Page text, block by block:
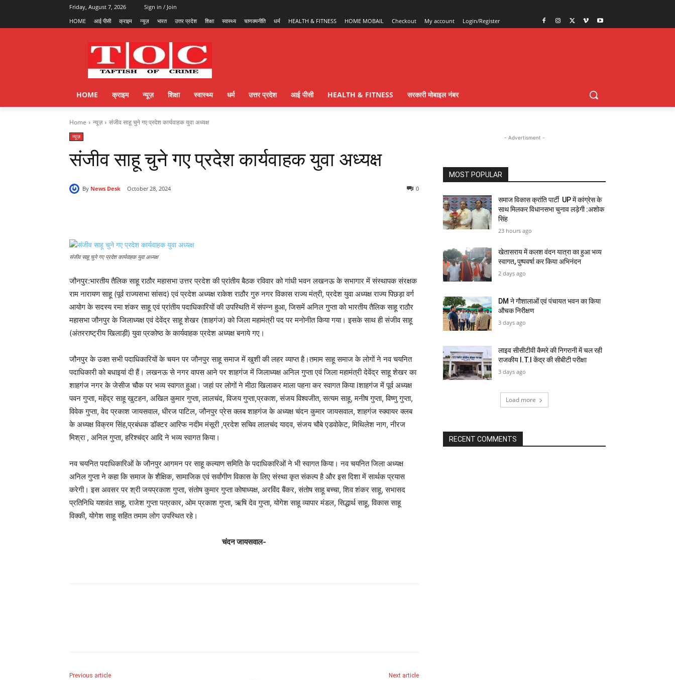
Friday, August 7, 2026
Sign in / Join
HOME
आई पीसी क्राइम न्यूज़ भारत उत्तर प्रदेश शिक्षा स्वास्थ्य चाणक्यनीति धर्म HEALTH & FITNESS HOME MOBAIL Checkout My account Login/Register
HOME क्राइम न्यूज़ शिक्षा स्वास्थ्य धर्म उत्तर प्रदेश आई पीसी HEALTH & FITNESS सरकारी मोबाइल नंबर
Home न्यूज़ संजीव साहू चुने गए प्रदेश कार्यवाहक युवा अध्यक्ष
न्यूज़
संजीव साहू चुने गए प्रदेश कार्यवाहक युवा अध्यक्ष
By News Desk October 28, 2024 0
संजीव साहू चुने गए प्रदेश कार्यवाहक युवा अध्यक्ष
जौनपुर:भारतीय तैलिक साहू राठौर महासभा उत्तर प्रदेश की प्रांतीय बैठक रविवार को गांधी भवन लखनऊ के सभागार में संस्थापक संरक्षक
राम नारायण साहू (पूर्व राज्यसभा सांसद) एवं प्रदेश अध्यक्ष राकेश राठौर गुरु नगर विकास राज्य मंत्री, प्रदेश युवा अध्यक्ष राज्य पिछड़ा वर्ग
आयोग के सदस्य रमा शंकर साहू एवं प्रांतीय पदाधिकारियों की उपस्थिति में संपन्न हुआ, जिसमें अनिल गुप्ता को भारतीय तैलिक साहू राठौर
महासभा जौनपुर के जिलाध्यक्ष एवं देवेंद्र साहू शेखर (शाहगंज) को जिला महामंत्री पद पर मनोनीत किया गया। इसके साथ ही संजीव साहू
(अंतरराष्ट्रीय खिलाड़ी) युवा प्रकोष्ठ के कार्यवाहक प्रदेश अध्यक्ष बनाये गए।
जौनपुर के उक्त सभी पदाधिकारियों के चयन पर जौनपुर साहू समाज में खुशी की लहर व्याप्त है।तमाम साहू समाज के लोगों ने नव चयनित
पदाधिकारी को बधाइयां दी हैं। लखनऊ से नगर वापस आने पर शाहगंज में जिलाध्यक्ष अनिल गुप्ता एवं जिला महामंत्री देवेंद्र साहू शेखर का
शाहगंज नगर के जेसीज चौक पर भव्य स्वागत हुआ। जहां पर लोगों ने मीठा खिलाकर माला पहना कर स्वागत किया lशाहगंज में पूर्व अध्यक्ष
पवन गुप्ता, महेंद्र साहू खुटहन, अखिल कुमार गुप्ता, लालचंद, विजय गुप्ता,प्रकाश, संजय विश्वजीत, सत्यम साहू, मनीष गुप्ता, विष्णु गुप्ता,
विवेक गुप्ता, वेद प्रकाश जायसवाल, धीरज पाटिल, जौनपुर प्रेस क्लब शाहगंज के अध्यक्ष चंदन कुमार जायसवाल, शाहगंज स्क्वायर क्लब
के अध्यक्ष विक्रम सिंह,प्रबंधक डॉक्टर आरिफ नदीम मंसूरी ,प्रदेश सचिव लालचंद यादव, संजय चौबे एडवोकेट, मिथिलेश नाग, नीरज
मिश्रा , अनिल गुप्ता, हरिश्चंद्र आदि ने भव्य स्वागत किया।
नव चयनित पदाधिकारिओं के जौनपुर आगमन पर साहू कल्याण समिति के पदाधिकारिओं ने भी स्वागत किया। नव चयनित जिला अध्यक्ष
अनिल गुप्ता ने कहा कि समाज के शैक्षिक, सामाजिक एवं सर्वांगीण विकास के लिए संस्था कृत संकल्प है और इस दिशा में सार्थक प्रयास
करेगी। इस अवसर पर श्री जयप्रकाश गुप्ता, संतोष कुमार गुप्ता कोषाध्यक्ष, अरविंद बैंकर, संतोष साहू बच्चा, शिव शंकर साहू, सभासद
प्रतिनिधि यशवंत साहू, राजेश गुप्ता पत्रकार, ओम प्रकाश गुप्ता, ऋषि देव गुप्ता, योगेश साहू व्यापार मंडल, सिद्धार्थ साहू, विकास साहू
विक्की, योगेश साहू सहित तमाम लोग उपस्थित रहे।
चंदन जायसवाल-
Previous article Next article
- Advertisment -
MOST POPULAR
समाज विकास क्रांति पार्टी UP में कांग्रेस के
साथ मिलकर विधानसभा चुनाव लड़ेगी :अशोक
सिंह
23 hours ago
खेतासराय में कलश वंदन यात्रा का हुआ भव्य
स्वागत, पुष्पवर्षा कर किया अभिनंदन
2 days ago
DM ने गौशालाओं एवं पंचायत भवन का किया
औचक निरीक्षण
3 days ago
लाइव सीसीटीवी कैमरे की निगरानी में चल रही
राजकीय I.T.I केंद्र की सीबीटी परीक्षा
3 days ago
Load more
RECENT COMMENTS